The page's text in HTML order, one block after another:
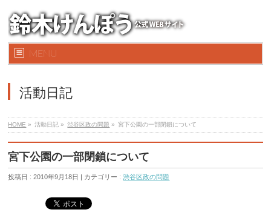
MENU
活動日記
HOME » 活動日記 » 渋谷区政の問題 » 宮下公園の一部閉鎖について
宮下公園の一部閉鎖について
投稿日 : 2010年9月18日 | カテゴリー :渋谷区政の問題